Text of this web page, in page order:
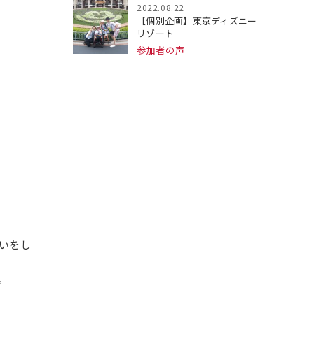
をし
2022.08.22
【個別企画】東京ディズニー
リゾート
参加者の声